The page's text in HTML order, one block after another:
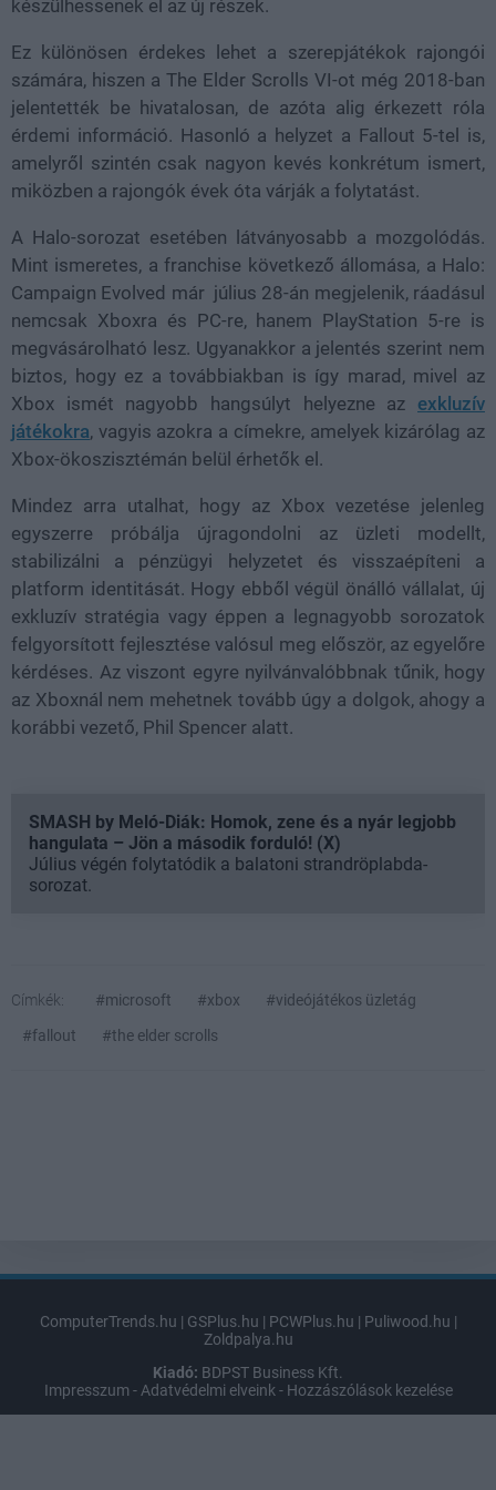
készülhessenek el az új részek.
Ez különösen érdekes lehet a szerepjátékok rajongói
számára, hiszen a The Elder Scrolls VI-ot még 2018-ban
jelentették be hivatalosan, de azóta alig érkezett róla
érdemi információ. Hasonló a helyzet a Fallout 5-tel is,
amelyről szintén csak nagyon kevés konkrétum ismert,
miközben a rajongók évek óta várják a folytatást.
A Halo-sorozat esetében látványosabb a mozgolódás.
Mint ismeretes, a franchise következő állomása, a Halo:
Campaign Evolved már július 28-án megjelenik, ráadásul
nemcsak Xboxra és PC-re, hanem PlayStation 5-re is
megvásárolható lesz. Ugyanakkor a jelentés szerint nem
biztos, hogy ez a továbbiakban is így marad, mivel az
Xbox ismét nagyobb hangsúlyt helyezne az exkluzív
játékokra, vagyis azokra a címekre, amelyek kizárólag az
Xbox-ökoszisztémán belül érhetők el.
Mindez arra utalhat, hogy az Xbox vezetése jelenleg
egyszerre próbálja újragondolni az üzleti modellt,
stabilizálni a pénzügyi helyzetet és visszaépíteni a
platform identitását. Hogy ebből végül önálló vállalat, új
exkluzív stratégia vagy éppen a legnagyobb sorozatok
felgyorsított fejlesztése valósul meg először, az egyelőre
kérdéses. Az viszont egyre nyilvánvalóbbnak tűnik, hogy
az Xboxnál nem mehetnek tovább úgy a dolgok, ahogy a
korábbi vezető, Phil Spencer alatt.
SMASH by Meló-Diák: Homok, zene és a nyár legjobb
hangulata – Jön a második forduló! (X)
Július végén folytatódik a balatoni strandröplabda-
sorozat.
Címkék: #microsoft #xbox
#videójátékos üzletág
#fallout
#the elder scrolls
ComputerTrends.hu | GSPlus.hu | PCWPlus.hu | Puliwood.hu |
Zoldpalya.hu
Kiadó: BDPST Business Kft.
Impresszum - Adatvédelmi elveink - Hozzászólások kezelése